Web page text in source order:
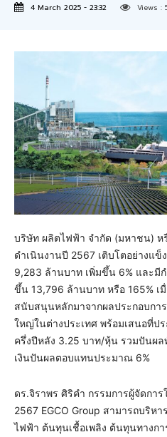
4 March 2025 - 23:32 Views :
บริษัท ผลิตไฟฟ้า จำกัด (มหาชน) ห
ดำเนินงานปี 2567 เติบโตอย่างแข็
9,283 ล้านบาท เพิ่มขึ้น 6% และมี
ขึ้น 13,796 ล้านบาท หรือ 165% เ
สนับสนุนหลักมาจากผลประกอบกา
ใหญ่ในต่างประเทศ พร้อมเสนอที่ป
ครึ่งปีหลัง 3.25 บาท/หุ้น รวมปันผ
เงินปันผลตอบแทนประมาณ 6%
ดร.จิราพร ศิริคำ กรรมการผู้จัดกา
2567 EGCO Group สามารถบริหา
ไฟฟ้า ต้นทุนเชื้อเพลิง ต้นทุนทางก